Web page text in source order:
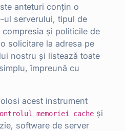
anteturi conțin o
ul serverului, tipul de
și politicile de
solicitare la adresa pe
nostru și listează toate
împreună cu
acest instrument
memoriei cache și
software de server